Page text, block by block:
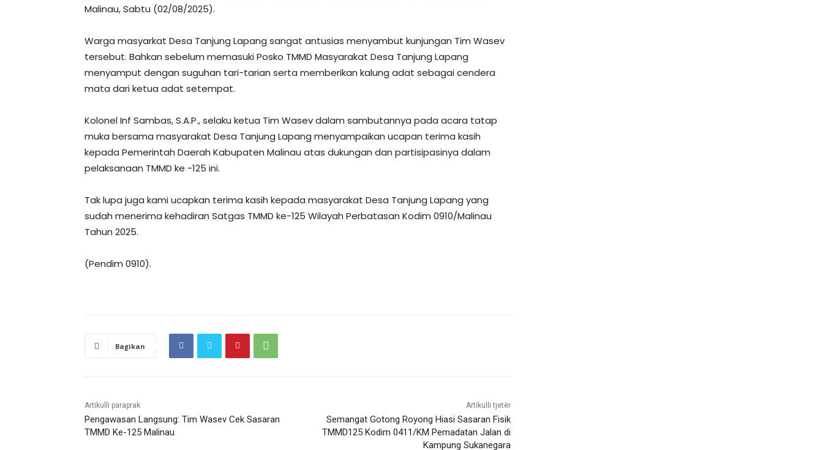
Malinau, Sabtu (02/08/2025).
Warga masyarkat Desa Tanjung Lapang sangat antusias menyambut kunjungan Tim Wasev
tersebut. Bahkan sebelum memasuki Posko TMMD Masyarakat Desa Tanjung Lapang
menyamput dengan suguhan tari-tarian serta memberikan kalung adat sebagai cendera
mata dari ketua adat setempat.
Kolonel Inf Sambas, S.A.P., selaku ketua Tim Wasev dalam sambutannya pada acara tatap
muka bersama masyarakat Desa Tanjung Lapang menyampaikan ucapan terima kasih
kepada Pemerintah Daerah Kabupaten Malinau atas dukungan dan partisipasinya dalam
pelaksanaan TMMD ke -125 ini.
Tak lupa juga kami ucapkan terima kasih kepada masyarakat Desa Tanjung Lapang yang
sudah menerima kehadiran Satgas TMMD ke-125 Wilayah Perbatasan Kodim 0910/Malinau
Tahun 2025.
(Pendim 0910).
Bagikan
Artikulli paraprak
Pengawasan Langsung: Tim Wasev Cek Sasaran
TMMD Ke-125 Malinau
Artikulli tjetër
Semangat Gotong Royong Hiasi Sasaran Fisik
TMMD125 Kodim 0411/KM Pemadatan Jalan di
Kampung Sukanegara